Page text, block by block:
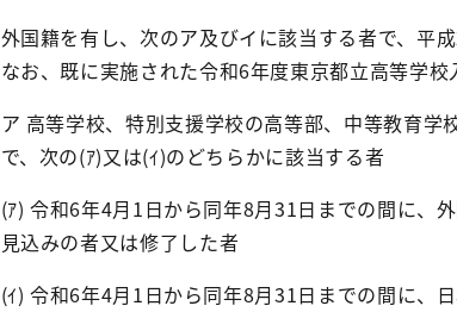
外国籍を有し、次のア及びイに該当する者で、平
なお、既に実施された令和6年度東京都立高等学校
ア 高等学校、特別支援学校の高等部、中等教育
で、次の(ｱ)又は(ｲ)のどちらかに該当する者
(ｱ) 令和6年4月1日から同年8月31日までの間に、
見込みの者又は修了した者
(ｲ) 令和6年4月1日から同年8月31日までの間に、